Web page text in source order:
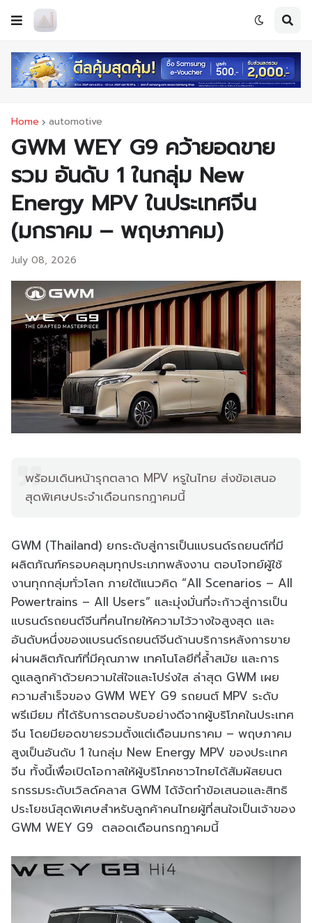
Home automotive
GWM WEY G9 คว้ายอดขาย
รวม อันดับ 1 ในกลุ่ม New
Energy MPV ในประเทศจีน
(มกราคม – พฤษภาคม)
July 08, 2026
พร้อมเดินหน้ารุกตลาด MPV หรูในไทย ส่งข้อเสนอ
สุดพิเศษประจำเดือนกรกฎาคมนี้
GWM (Thailand) ยกระดับสู่การเป็นแบรนด์รถยนต์ที่มี
ผลิตภัณฑ์ครอบคลุมทุกประเภทพลังงาน ตอบโจทย์ผู้ใช้
งานทุกกลุ่มทั่วโลก ภายใต้แนวคิด “All Scenarios – All
Powertrains – All Users” และมุ่งมั่นที่จะก้าวสู่การเป็น
แบรนด์รถยนต์จีนที่คนไทยให้ความไว้วางใจสูงสุด และ
อันดับหนึ่งของแบรนด์รถยนต์จีนด้านบริการหลังการขาย
ผ่านผลิตภัณฑ์ที่มีคุณภาพ เทคโนโลยีที่ล้ำสมัย และการ
ดูแลลูกค้าด้วยความใส่ใจและโปร่งใส ล่าสุด GWM เผย
ความสำเร็จของ GWM WEY G9 รถยนต์ MPV ระดับ
พรีเมียม ที่ได้รับการตอบรับอย่างดีจากผู้บริโภคในประเทศ
จีน โดยมียอดขายรวมตั้งแต่เดือนมกราคม – พฤษภาคม
สูงเป็นอันดับ 1 ในกลุ่ม New Energy MPV ของประเทศ
จีน ทั้งนี้เพื่อเปิดโอกาสให้ผู้บริโภคชาวไทยได้สัมผัสยนต
รกรรมระดับเวิลด์คลาส GWM ได้จัดทำข้อเสนอและสิทธิ
ประโยชน์สุดพิเศษสำหรับลูกค้าคนไทยผู้ที่สนใจเป็นเจ้าของ
GWM WEY G9 ตลอดเดือนกรกฎาคมนี้